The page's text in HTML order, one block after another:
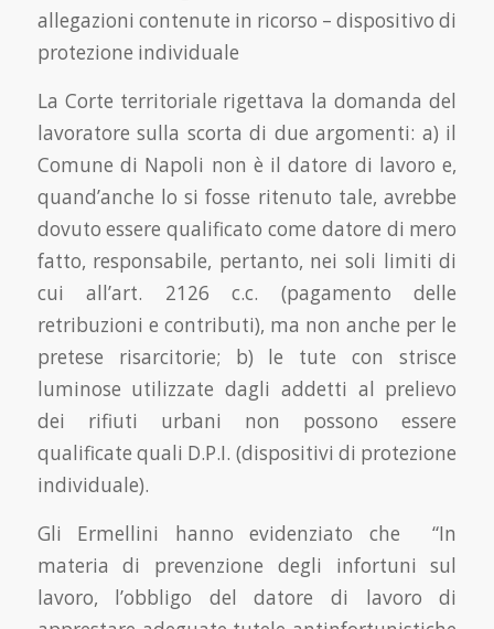
allegazioni contenute in ricorso – dispositivo di
protezione individuale
La Corte territoriale rigettava la domanda del
lavoratore sulla scorta di due argomenti: a) il
Comune di Napoli non è il datore di lavoro e,
quand’anche lo si fosse ritenuto tale, avrebbe
dovuto essere qualificato come datore di mero
fatto, responsabile, pertanto, nei soli limiti di
cui all’art. 2126 c.c. (pagamento delle
retribuzioni e contributi), ma non anche per le
pretese risarcitorie; b) le tute con strisce
luminose utilizzate dagli addetti al prelievo
dei rifiuti urbani non possono essere
qualificate quali D.P.I. (dispositivi di protezione
individuale).
Gli Ermellini hanno evidenziato che “In
materia di prevenzione degli infortuni sul
lavoro, l’obbligo del datore di lavoro di